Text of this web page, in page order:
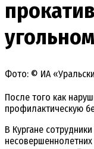
Фото: © ИА
После того как
профилактическую
В Кургане